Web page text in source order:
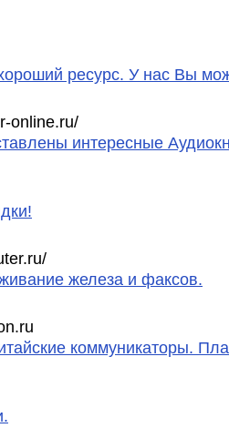
ресурс. У нас Вы
online.ru/
интересные
железа и факсов.
коммуникаторы.